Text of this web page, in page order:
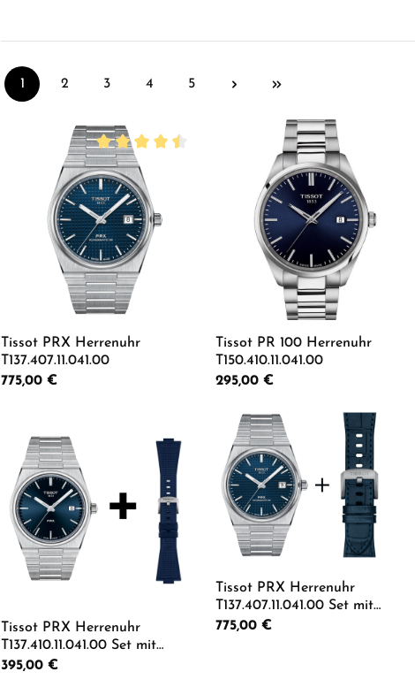
Seite
1 2
Seite
3 4 5
Durchschnittliche Bewertung von 4.5 von 5 Sternen
Tissot PRX Herrenuhr
T137.407.11.041.00
Regulärer Preis:
775,00 €
Produkt Anzahl: Gib den gewünschten
Tissot PR 100 Herrenuhr
T150.410.11.041.00
Regulärer Preis:
295,00 €
Produkt Anzahl:
Tissot PRX Herrenuhr
T137.410.11.041.00 Set mit
blauem Kautschukband
Regulärer Preis:
395,00 €
Tissot PRX Herrenuhr
T137.407.11.041.00 Set mit
blauem Lederarmband
Regulärer Preis:
775,00 €